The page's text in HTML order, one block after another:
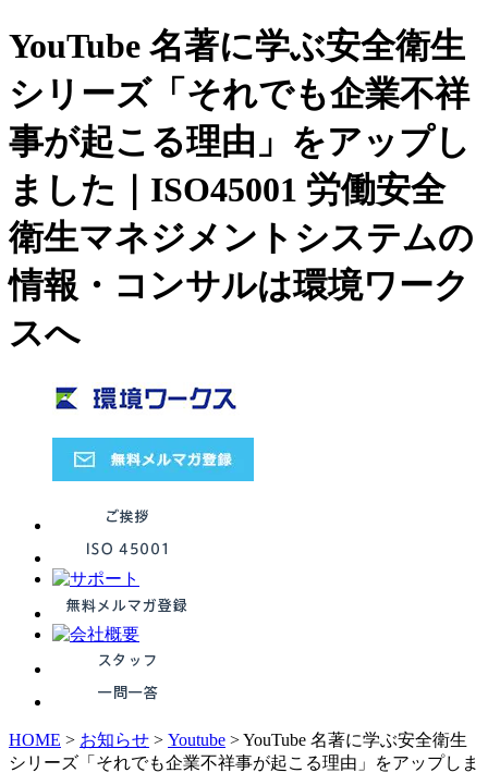
YouTube 名著に学ぶ安全衛生
シリーズ「それでも企業不祥
事が起こる理由」をアップし
ました｜ISO45001 労働安全
衛生マネジメントシステムの
情報・コンサルは環境ワーク
スへ
HOME > お知らせ > Youtube >YouTube 名著に学ぶ安全衛生
シリーズ「それでも企業不祥事が起こる理由」をアップしま